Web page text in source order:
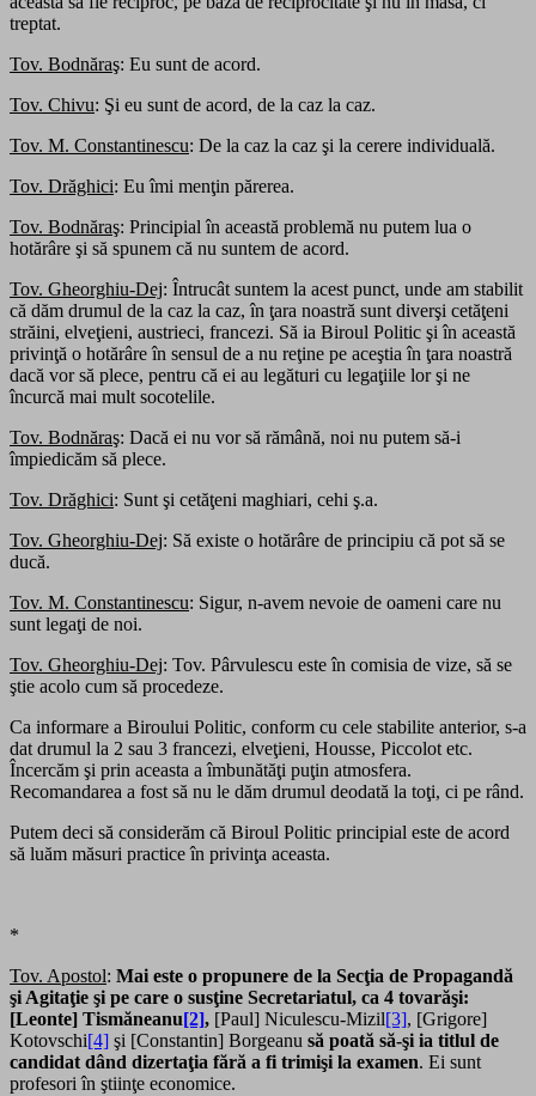
treptat.
Tov. Bodnăraş: Eu sunt de acord.
Tov. Chivu: Şi eu sunt de acord, de la caz la caz.
Tov. M. Constantinescu: De la caz la caz şi la cerere individuală.
Tov. Drăghici: Eu îmi menţin părerea.
Tov. Bodnăraş: Principial în această problemă nu putem lua o
hotărâre şi să spunem că nu suntem de acord.
Tov. Gheorghiu-Dej: Întrucât suntem la acest punct, unde am stabilit
că dăm drumul de la caz la caz, în ţara noastră sunt diverşi cetăţeni
străini, elveţieni, austrieci, francezi. Să ia Biroul Politic şi în această
privinţă o hotărâre în sensul de a nu reţine pe aceştia în ţara noastră
dacă vor să plece, pentru că ei au legături cu legaţiile lor şi ne
încurcă mai mult socotelile.
Tov. Bodnăraş: Dacă ei nu vor să rămână, noi nu putem să-i
împiedicăm să plece.
Tov. Drăghici: Sunt şi cetăţeni maghiari, cehi ş.a.
Tov. Gheorghiu-Dej: Să existe o hotărâre de principiu că pot să se
ducă.
Tov. M. Constantinescu: Sigur, n-avem nevoie de oameni care nu
sunt legaţi de noi.
Tov. Gheorghiu-Dej: Tov. Pârvulescu este în comisia de vize, să se
ştie acolo cum să procedeze.
Ca informare a Biroului Politic, conform cu cele stabilite anterior, s-a
dat drumul la 2 sau 3 francezi, elveţieni, Housse, Piccolot etc.
Încercăm şi prin aceasta a îmbunătăţi puţin atmosfera.
Recomandarea a fost să nu le dăm drumul deodată la toţi, ci pe rând.
Putem deci să considerăm că Biroul Politic principial este de acord
să luăm măsuri practice în privinţa aceasta.
*
Tov. Apostol: Mai este o propunere de la Secţia de Propagandă
şi Agitaţie şi pe care o susţine Secretariatul, ca 4 tovarăşi:
[Leonte] Tismăneanu[2], [Paul] Niculescu-Mizil[3], [Grigore]
Kotovschi[4] şi [Constantin] Borgeanu să poată să-şi ia titlul de
candidat dând dizertaţia fără a fi trimişi la examen. Ei sunt
profesori în ştiinţe economice.